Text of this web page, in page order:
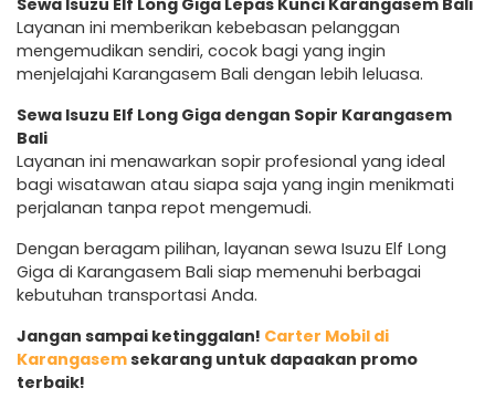
Sewa Isuzu Elf Long Giga Lepas Kunci Karangasem Bali
Layanan ini memberikan kebebasan pelanggan
mengemudikan sendiri, cocok bagi yang ingin
menjelajahi Karangasem Bali dengan lebih leluasa.
Sewa Isuzu Elf Long Giga dengan Sopir Karangasem
Bali
Layanan ini menawarkan sopir profesional yang ideal
bagi wisatawan atau siapa saja yang ingin menikmati
perjalanan tanpa repot mengemudi.
Dengan beragam pilihan, layanan sewa Isuzu Elf Long
Giga di Karangasem Bali siap memenuhi berbagai
kebutuhan transportasi Anda.
Jangan sampai ketinggalan! Carter Mobil di
Karangasemsekarang untuk dapaakan promo
terbaik!